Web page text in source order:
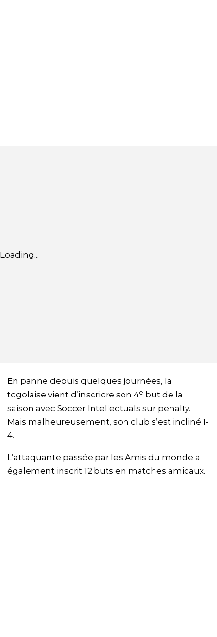
Loading...
En panne depuis quelques journées, la
togolaise vient d’inscricre son 4e but de la
saison avec Soccer Intellectuals sur penalty.
Mais malheureusement, son club s’est incliné 1-
4.
L’attaquante passée par les Amis du monde a
également inscrit 12 buts en matches amicaux.